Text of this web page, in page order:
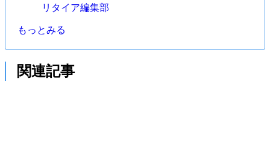
リタイア編集部
もっとみる
関連記事